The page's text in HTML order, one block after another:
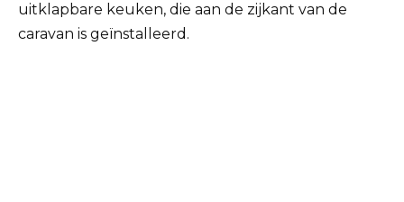
uitklapbare keuken, die aan de zijkant van de
caravan is geïnstalleerd.